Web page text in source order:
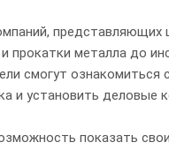
представляющих
прокатки металла до
смогут ознакомиться
и установить деловые
показать